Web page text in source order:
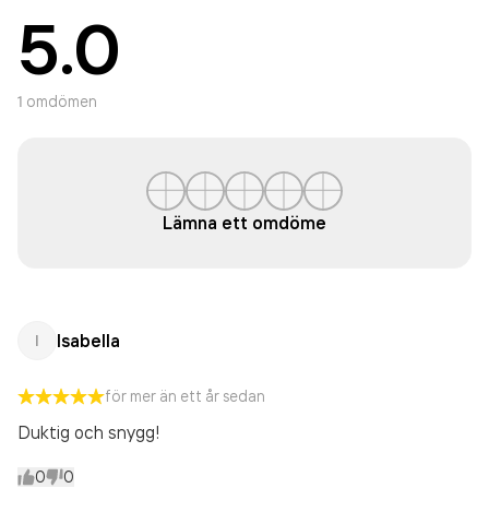
5.0
1 omdömen
Lämna ett omdöme
I Isabella
för mer än ett år sedan
Duktig och snygg!
0 0